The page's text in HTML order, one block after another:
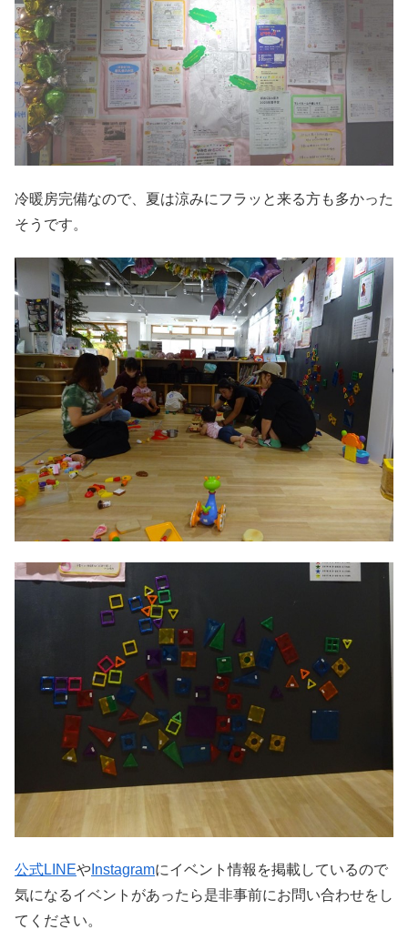
冷暖房完備なので、夏は涼みにフラッと来る方も多かった
そうです。
公式LINEや Instagramにイベント情報を掲載しているので
気になるイベントがあったら是非事前にお問い合わせをし
てください。